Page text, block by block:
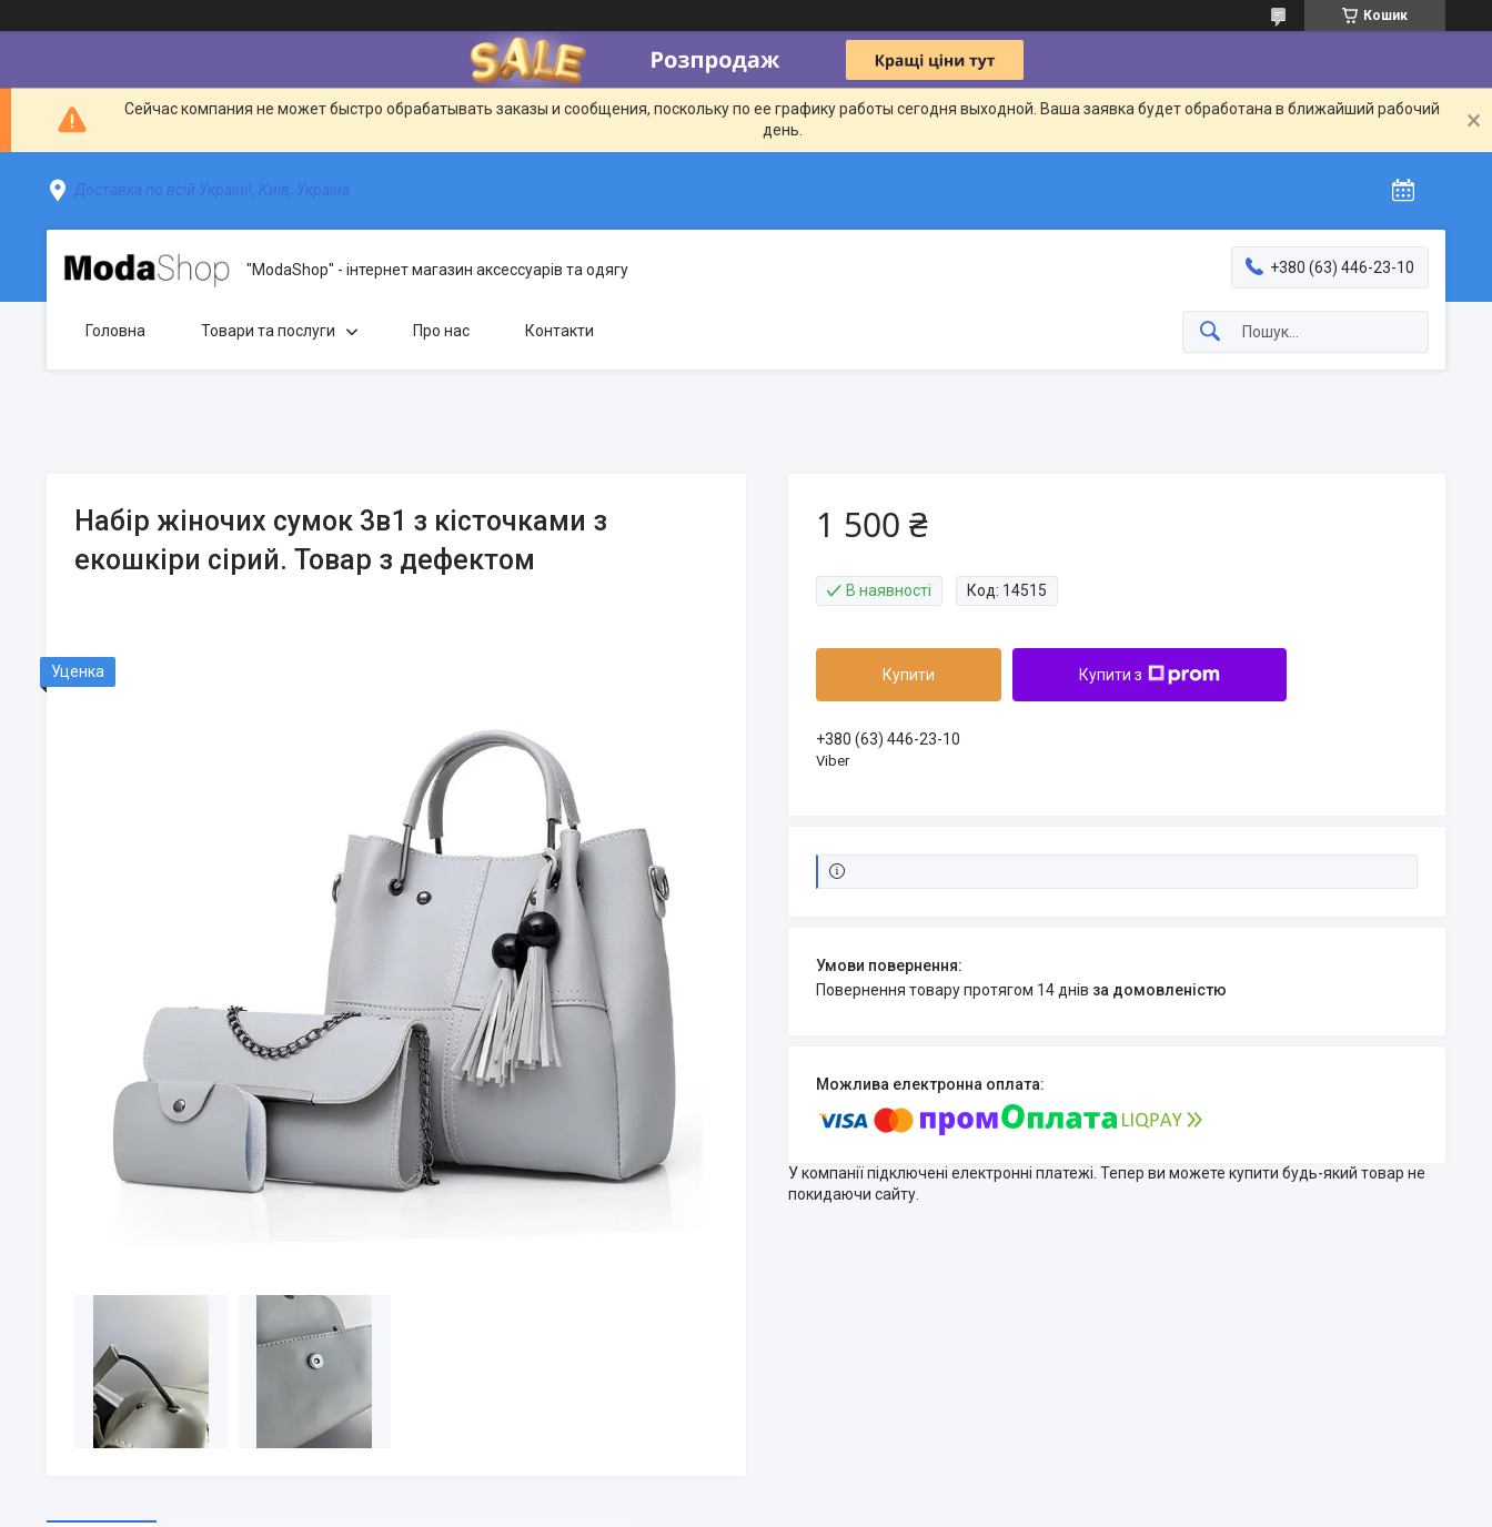
Кошик
Сейчас компания не может быстро обрабатывать заказы и сообщения, поскольку по ее графику работы сегодня выходной. Ваша заявка будет обработана в ближайший рабочий
день.
Доставка по всій Україні!, Київ, Україна
"ModaShop" - інтернет магазин аксессуарів та одягу +380 (63) 446-23-10
Головна Товари та послуги Про нас Контакти
Набір жіночих сумок 3в1 з кісточками з
екошкіри сірий. Товар з дефектом
Уценка
1 500 ₴
В наявності Код: 14515
Купити Купити з
+380 (63) 446-23-10
Viber
повернення товару протягом 14 днів за домовленістю
У компанії підключені електронні платежі. Тепер ви можете купити будь-який товар не
покидаючи сайту.